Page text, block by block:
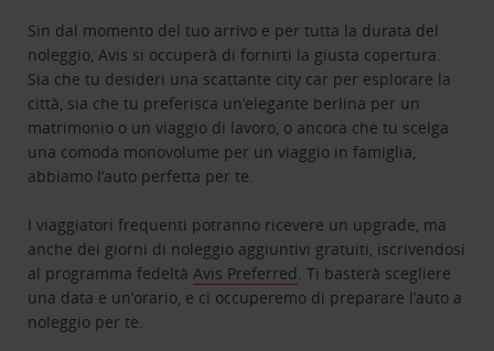
Sin dal momento del tuo arrivo e per tutta la durata del
noleggio, Avis si occuperà di fornirti la giusta copertura.
Sia che tu desideri una scattante city car per esplorare la
città, sia che tu preferisca un’elegante berlina per un
matrimonio o un viaggio di lavoro, o ancora che tu scelga
una comoda monovolume per un viaggio in famiglia,
abbiamo l’auto perfetta per te.
I viaggiatori frequenti potranno ricevere un upgrade, ma
anche dei giorni di noleggio aggiuntivi gratuiti, iscrivendosi
al programma fedeltàAvis Preferred. Ti basterà scegliere
una data e un’orario, e ci occuperemo di preparare l’auto a
noleggio per te.